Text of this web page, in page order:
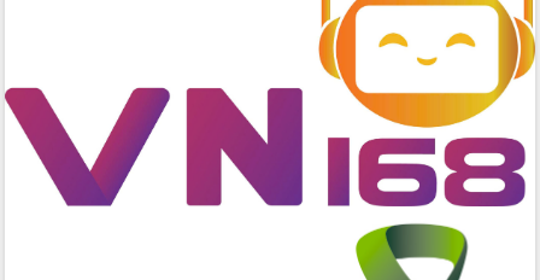
Đắk Lắk ký kết thỏa thuận hợp tác về
chuyển đổi số giai đoạn 2026 – 2030
với Tập đoàn Bưu chính Viễn thông
Việt Nam
Thứ trưởng Bộ Y tế làm việc với tỉnh
Đắk Lắk về phát triển nhân lực y tế